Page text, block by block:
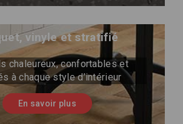
vinyle et stratifié
chaleureux, confortables et
à chaque style d’intérieur
En savoir plus